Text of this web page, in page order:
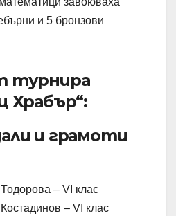
и 5 бронзови
турнира
Храбър“:
и грамоти
– VI клас
– VI клас